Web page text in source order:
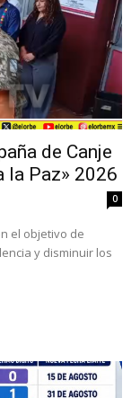
de Canje
la Paz» 2026
0
el objetivo de
y disminuir los